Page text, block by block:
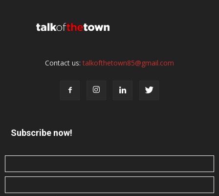
Contact us:talkofthetown85@gmail.com
Subscribe now!